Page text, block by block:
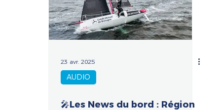
23 avr. 2025
AUDIO
🎤Les News du bord : Région